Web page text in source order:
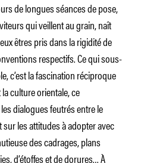
de longues séances de pose,
qui veillent au grain, naît
êtres pris dans la rigidité de
respectifs. Ce qui sous-
c’est la fascination réciproque
culture orientale, ce
dialogues feutrés entre le
les attitudes à adopter avec
des cadrages, plans
d’étoffes et de dorures… À